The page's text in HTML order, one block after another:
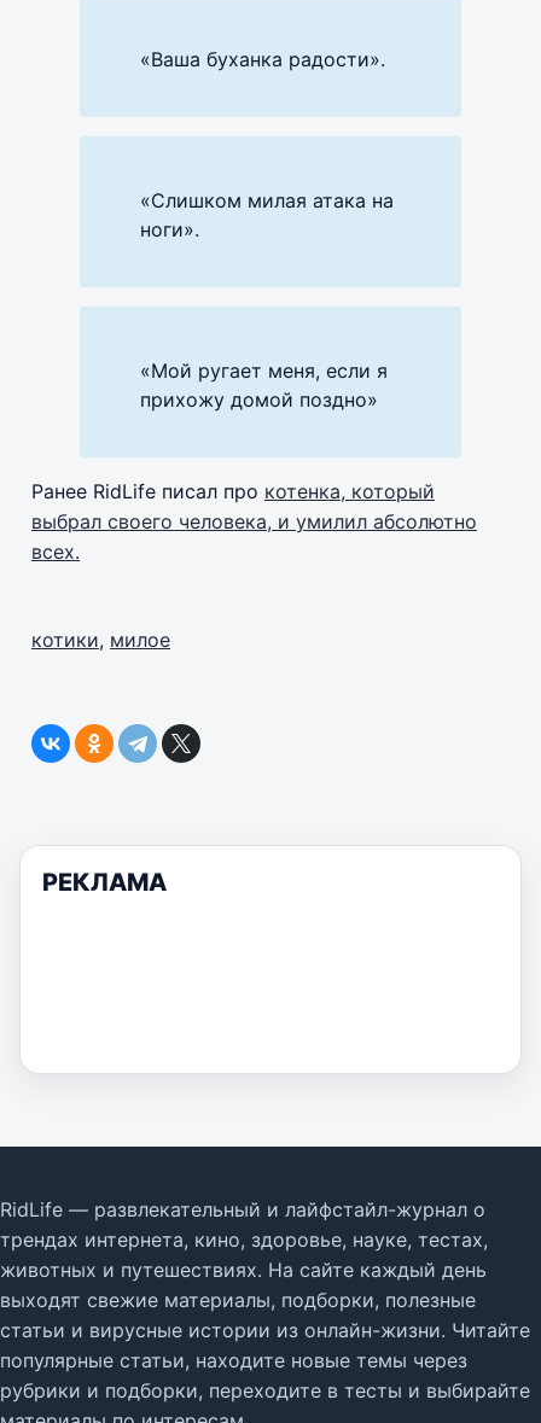
«Ваша буханка радости».
«Слишком милая атака на
ноги».
«Мой ругает меня, если я
прихожу домой поздно»
Ранее RidLife писал про котенка, который
выбрал своего человека, и умилил абсолютно
всех.
котики, милое
РЕКЛАМА
RidLife — развлекательный и лайфстайл-журнал о
трендах интернета, кино, здоровье, науке, тестах,
животных и путешествиях. На сайте каждый день
выходят свежие материалы, подборки, полезные
статьи и вирусные истории из онлайн-жизни. Читайте
популярные статьи, находите новые темы через
рубрики и подборки, переходите в тесты и выбирайте